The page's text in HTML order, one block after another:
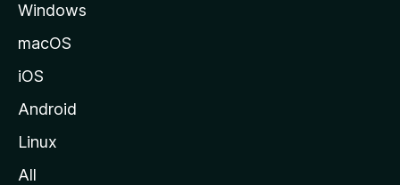
Windows
macOS
iOS
Android
Linux
All